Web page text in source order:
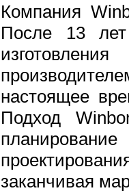
Компания
После 13 лет
настоящее
Подход
заканчивая